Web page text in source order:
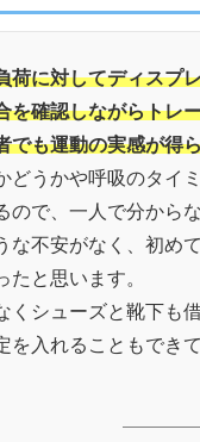
荷に対してディスプ
を確認しながらトレ
でも運動の実感が得
どうかや呼吸のタイ
ので、一人で分から
な不安がなく、初め
たと思います。
くシューズと靴下も
を入れることもでき